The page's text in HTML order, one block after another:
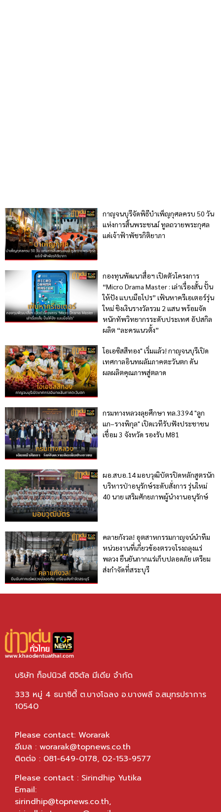
กาญจนบุรีจัดพิธีบำเพ็ญกุศลครบ 50 วัน
แห่งการสิ้นพระชนม์ ทูลถวายพระกุศล
แด่เจ้าฟ้าพัชรกิติยาภา
กองทุนพัฒนาสื่อฯ เปิดตัวโครงการ
“Micro Drama Master : เล่าเรื่องสั้น ปั้น
ให้ปัง แบบมือโปร” เฟ้นหาครีเอเตอร์รุ่น
ใหม่ ชิงเงินรางวัลรวม 2 แสน พร้อมจัด
หนักทัพวิทยากรระดับประเทศ อัปสกิล
ผลิต “ละครแนวตั้ง”
โอเอซิสสีทอง" เริ่มแล้ว! กาญจนบุรีเปิด
เทศกาลอินทผลัมภาคตะวันตก ดัน
ผลผลิตคุณภาพสู่ตลาด
กรมทางหลวงลุยศึกษา ทล.3394 "ลูก
แก–รางพิกุล" เปิดเวทีรับฟังประชาชน
เชื่อม 3 จังหวัด รองรับ M81
ผอ.สบอ.14 มอบวุฒิบัตรปิดหลักสูตรนัก
บริหารป่าอนุรักษ์ระดับสั่งการ รุ่นใหม่
40 นาย เสริมศักยภาพผู้นำงานอนุรักษ์
คลายกังวล! อุตสาหกรรมกาญจน์นำทีม
หน่วยงานที่เกี่ยวข้องตรวจโรงถลุงแร่
พลวง ยืนยันกากแร่เก็บปลอดภัย เตรียม
ส่งกำจัดที่สระบุรี
บริษัท ท็อปนิวส์ ดิจิตัล มีเดีย จำกัด
333 หมู่ 4 ธนาซิตี้ ต.บางโฉลง อ.บางพลี จ.สมุทรปราการ
10540
Please contact: Worarak
อีเมล : worarak@topnews.co.th
ติดต่อ : 081-649-0178, 02-153-9577
Please contact : Sirindhip Yutika
Email:
sirindhip@topnews.co.th,